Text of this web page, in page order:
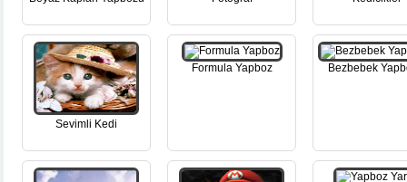
Sevimli Kedi
Formula Yapboz Bezbebek